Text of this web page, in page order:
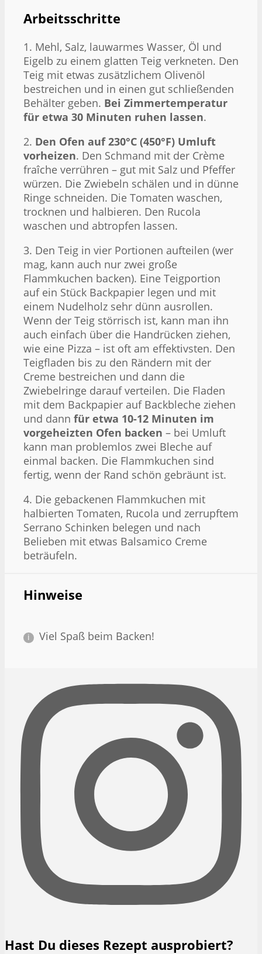
Arbeitsschritte
1. Mehl, Salz, lauwarmes Wasser, Öl und
Eigelb zu einem glatten Teig verkneten. Den
Teig mit etwas zusätzlichem Olivenöl
bestreichen und in einen gut schließenden
Behälter geben. Bei Zimmertemperatur
für etwa 30 Minuten ruhen lassen.
2. Den Ofen auf 230°C (450°F) Umluft
vorheizen. Den Schmand mit der Crème
fraîche verrühren – gut mit Salz und Pfeffer
würzen. Die Zwiebeln schälen und in dünne
Ringe schneiden. Die Tomaten waschen,
trocknen und halbieren. Den Rucola
waschen und abtropfen lassen.
3. Den Teig in vier Portionen aufteilen (wer
mag, kann auch nur zwei große
Flammkuchen backen). Eine Teigportion
auf ein Stück Backpapier legen und mit
einem Nudelholz sehr dünn ausrollen.
Wenn der Teig störrisch ist, kann man ihn
auch einfach über die Handrücken ziehen,
wie eine Pizza – ist oft am effektivsten. Den
Teigfladen bis zu den Rändern mit der
Creme bestreichen und dann die
Zwiebelringe darauf verteilen. Die Fladen
mit dem Backpapier auf Backbleche ziehen
und dann für etwa 10-12 Minuten im
vorgeheizten Ofen backen – bei Umluft
kann man problemlos zwei Bleche auf
einmal backen. Die Flammkuchen sind
fertig, wenn der Rand schön gebräunt ist.
4. Die gebackenen Flammkuchen mit
halbierten Tomaten, Rucola und zerrupftem
Serrano Schinken belegen und nach
Belieben mit etwas Balsamico Creme
beträufeln.
Hinweise
Viel Spaß beim Backen!
Hast Du dieses Rezept ausprobiert?